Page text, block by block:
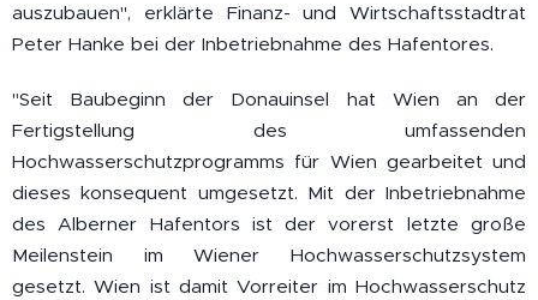
auszubauen", erklärte Finanz- und Wirtschaftsstadtrat
Peter Hanke bei der Inbetriebnahme des Hafentores.
"Seit Baubeginn der Donauinsel hat Wien an der
Fertigstellung des umfassenden
Hochwasserschutzprogramms für Wien gearbeitet und
dieses konsequent umgesetzt. Mit der Inbetriebnahme
des Alberner Hafentors ist der vorerst letzte große
Meilenstein im Wiener Hochwasserschutzsystem
gesetzt. Wien ist damit Vorreiter im Hochwasserschutz